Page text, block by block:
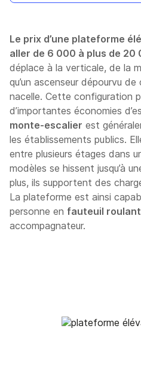
Le prix d’une plateforme
aller de 6 000 à plus de 20
déplace à la verticale, de la
qu’un ascenseur dépourvu
nacelle. Cette configuration
d’importantes économies
monte-escalier est
les établissements publics.
entre plusieurs étages dans
modèles se hissent jusqu’à
plus, ils supportent des
La plateforme est ainsi
personne en fauteuil roulant
accompagnateur.